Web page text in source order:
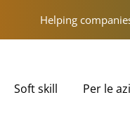
Helping
Soft skill Per le